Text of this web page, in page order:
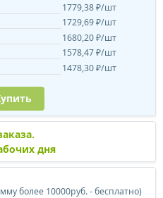
1779,38 ₽/шт
1729,69 ₽/шт
1680,20 ₽/шт
1578,47 ₽/шт
1478,30 ₽/шт
дня
более 10000руб. - бесплатно)